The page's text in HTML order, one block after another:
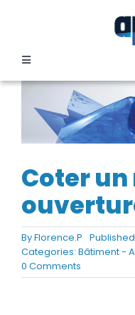
Toggle
Navigation
FORMATION
SERVICES
TEMOIGNAGES
Coter
ByFlorence.P
Categories: Bâtiment -
0 Commentson
Coter